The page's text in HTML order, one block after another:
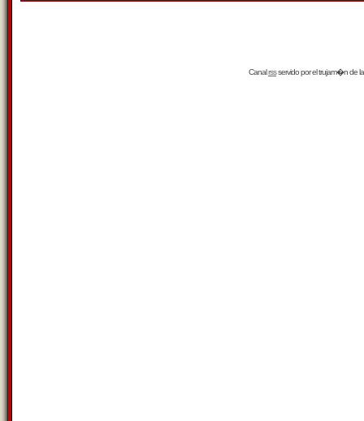
Canalrssservido por eltrujam�nde